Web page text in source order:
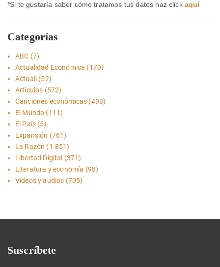
*Si te gustaría saber cómo tratamos tus datos haz click aquí
Categorías
ABC (7)
Actualidad Económica (179)
Actuall
(52)
Artículos (572)
Canciones económicas (493)
El Mundo (111)
El País (5)
Expansión (761)
La Razón (1.851)
Libertad Digital (371)
Literatura y economía (98)
Vídeos y audios (705)
Suscríbete